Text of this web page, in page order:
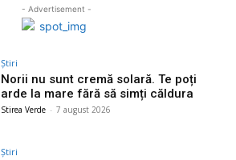
- Advertisement -
Știri
Norii nu sunt cremă solară. Te poți
arde la mare fără să simți căldura
Stirea Verde - 7 august 2026
Știri